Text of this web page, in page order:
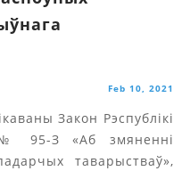
Feb 10, 2021
Закон Рэспублікі
95-З «Аб змяненні
таварыстваў»,